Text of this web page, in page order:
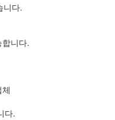
니다.
니다.
다.